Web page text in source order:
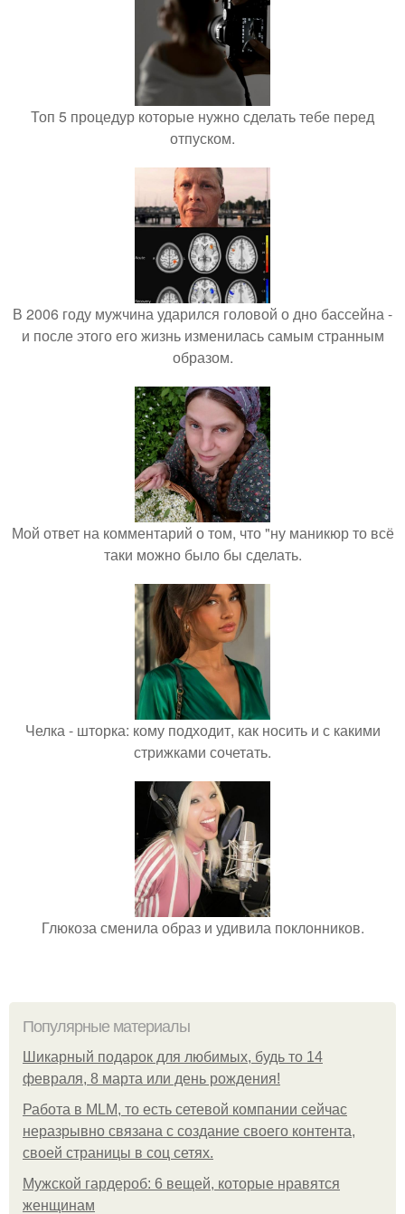
Топ 5 процедур которые нужно сделать тебе перед
отпуском.
В 2006 году мужчина ударился головой о дно бассейна -
и после этого его жизнь изменилась самым странным
образом.
Мой ответ на комментарий о том, что "ну маникюр то всё
таки можно было бы сделать.
Челка - шторка: кому подходит, как носить и с какими
стрижками сочетать.
Глюкоза сменила образ и удивила поклонников.
Популярные материалы
Шикарный подарок для любимых, будь то 14
февраля, 8 марта или день рождения!
Работа в MLM, то есть сетевой компании сейчас
неразрывно связана с создание своего контента,
своей страницы в соц сетях.
Мужской гардероб: 6 вещей, которые нравятся
женщинам